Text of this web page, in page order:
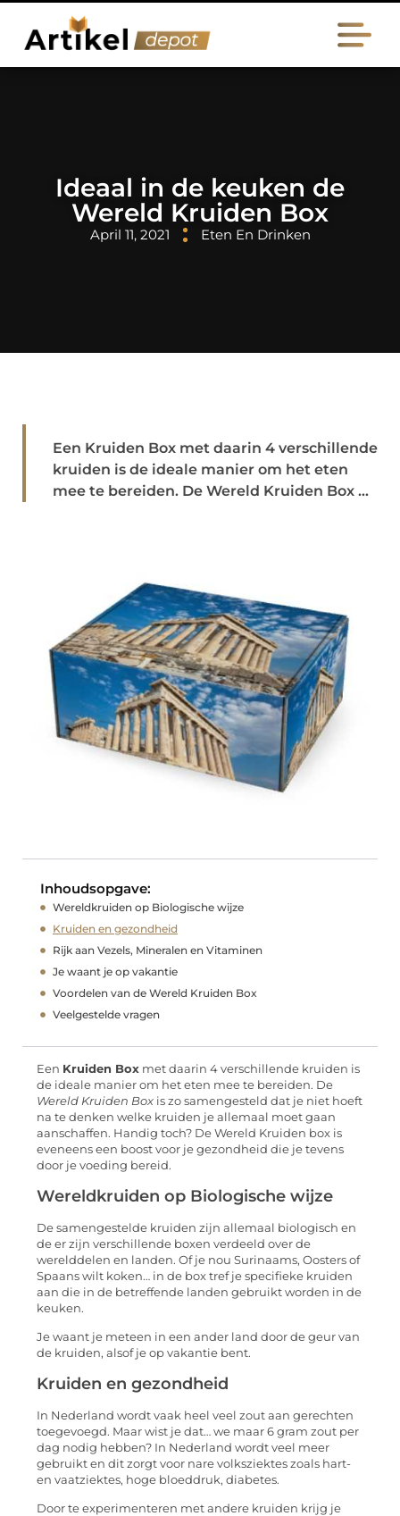
Ideaal in de keuken de
Wereld Kruiden Box
April 11, 2021 Eten En Drinken
Een Kruiden Box met daarin 4 verschillende
kruiden is de ideale manier om het eten
mee te bereiden. De Wereld Kruiden Box ...
Inhoudsopgave:
Wereldkruiden op Biologische wijze
Kruiden en gezondheid
Rijk aan Vezels, Mineralen en Vitaminen
Je waant je op vakantie
Voordelen van de Wereld Kruiden Box
Veelgestelde vragen
Een Kruiden Box met daarin 4 verschillende kruiden is
de ideale manier om het eten mee te bereiden. De
Wereld Kruiden Box is zo samengesteld dat je niet hoeft
na te denken welke kruiden je allemaal moet gaan
aanschaffen. Handig toch? De Wereld Kruiden box is
eveneens een boost voor je gezondheid die je tevens
door je voeding bereid.
Wereldkruiden op Biologische wijze
De samengestelde kruiden zijn allemaal biologisch en
de er zijn verschillende boxen verdeeld over de
werelddelen en landen. Of je nou Surinaams, Oosters of
Spaans wilt koken… in de box tref je specifieke kruiden
aan die in de betreffende landen gebruikt worden in de
keuken.
Je waant je meteen in een ander land door de geur van
de kruiden, alsof je op vakantie bent.
Kruiden en gezondheid
In Nederland wordt vaak heel veel zout aan gerechten
toegevoegd. Maar wist je dat… we maar 6 gram zout per
dag nodig hebben? In Nederland wordt veel meer
gebruikt en dit zorgt voor nare volksziektes zoals hart-
en vaatziektes, hoge bloeddruk, diabetes.
Door te experimenteren met andere kruiden krijg je